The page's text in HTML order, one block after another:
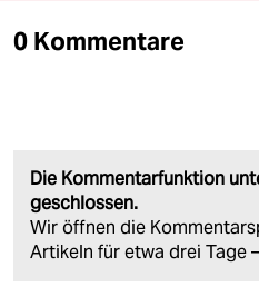
0 Kommentare
Die Kommentarfunktion
geschlossen.
Wir öffnen die
Artikeln für etwa drei Tage –